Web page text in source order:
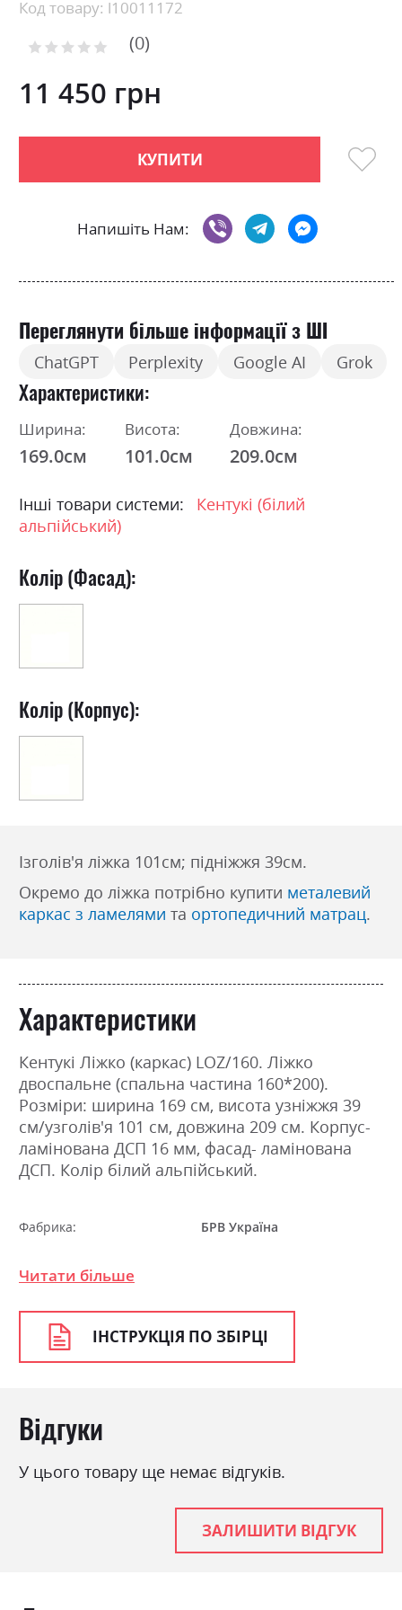
the
gallery
Код товару: l10011172
Рейтинг: 0
11 450 грн
КУПИТИ
Напишіть Нам:
Переглянути більше інформації з ШІ
ChatGPT Perplexity Google AI Grok
Характеристики
Ширина:
169.0см
Висота:
101.0см
Довжина:
209.0см
Інші товари системи:
Кентукі (білий
альпійський)
Колір (Фасад):
Колір (Корпус):
Ізголів'я ліжка 101см; підніжжя 39см.
Окремо до ліжка потрібно купити металевий
каркас з ламелями та ортопедичний матрац.
Характеристики
Кентукі Ліжко (каркас) LOZ/160. Ліжко
двоспальне (спальна частина 160*200).
Розміри: ширина 169 см, висота узніжжя 39
см/узголів'я 101 см, довжина 209 см. Корпус-
ламінована ДСП 16 мм, фасад- ламінована
ДСП. Колір білий альпійський.
Фабрика:
БРВ Україна
Колір (Корпус):
Колір матеріалу
білий альпійський
Стиль
класика, ретро
Спальне місце
З матрацом
Читати більше
ІНСТРУКЦІЯ ПО ЗБІРЦІ
Відгуки
У цього товару ще немає відгуків.
ЗАЛИШИТИ ВІДГУК